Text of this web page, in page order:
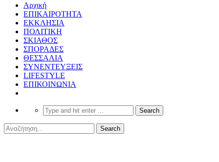
Αρχική
ΕΠΙΚΑΙΡΟΤΗΤΑ
ΕΚΚΛΗΣΙΑ
ΠΟΛΙΤΙΚΗ
ΣΚΙΑΘΟΣ
ΣΠΟΡΑΔΕΣ
ΘΕΣΣΑΛΙΑ
ΣΥΝΕΝΤΕΥΞΕΙΣ
LIFESTYLE
ΕΠΙΚΟΙΝΩΝΙΑ